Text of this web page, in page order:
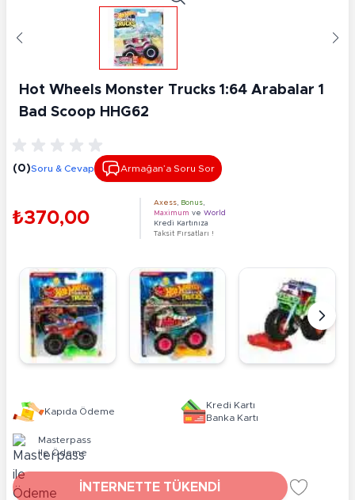
Hot Wheels Monster Trucks 1:64 Arabalar 1
Bad Scoop HHG62
(0)Soru & Cevap Armağan’a Soru Sor
₺370,00
Axess Bonus
Maximum ve World
Kredi Kartınıza
Taksit Fırsatları !
Kapıda Ödeme
Kredi Kartı
Banka Kartı
Masterpass
ile Ödeme
İNTERNETTE TÜKENDİ